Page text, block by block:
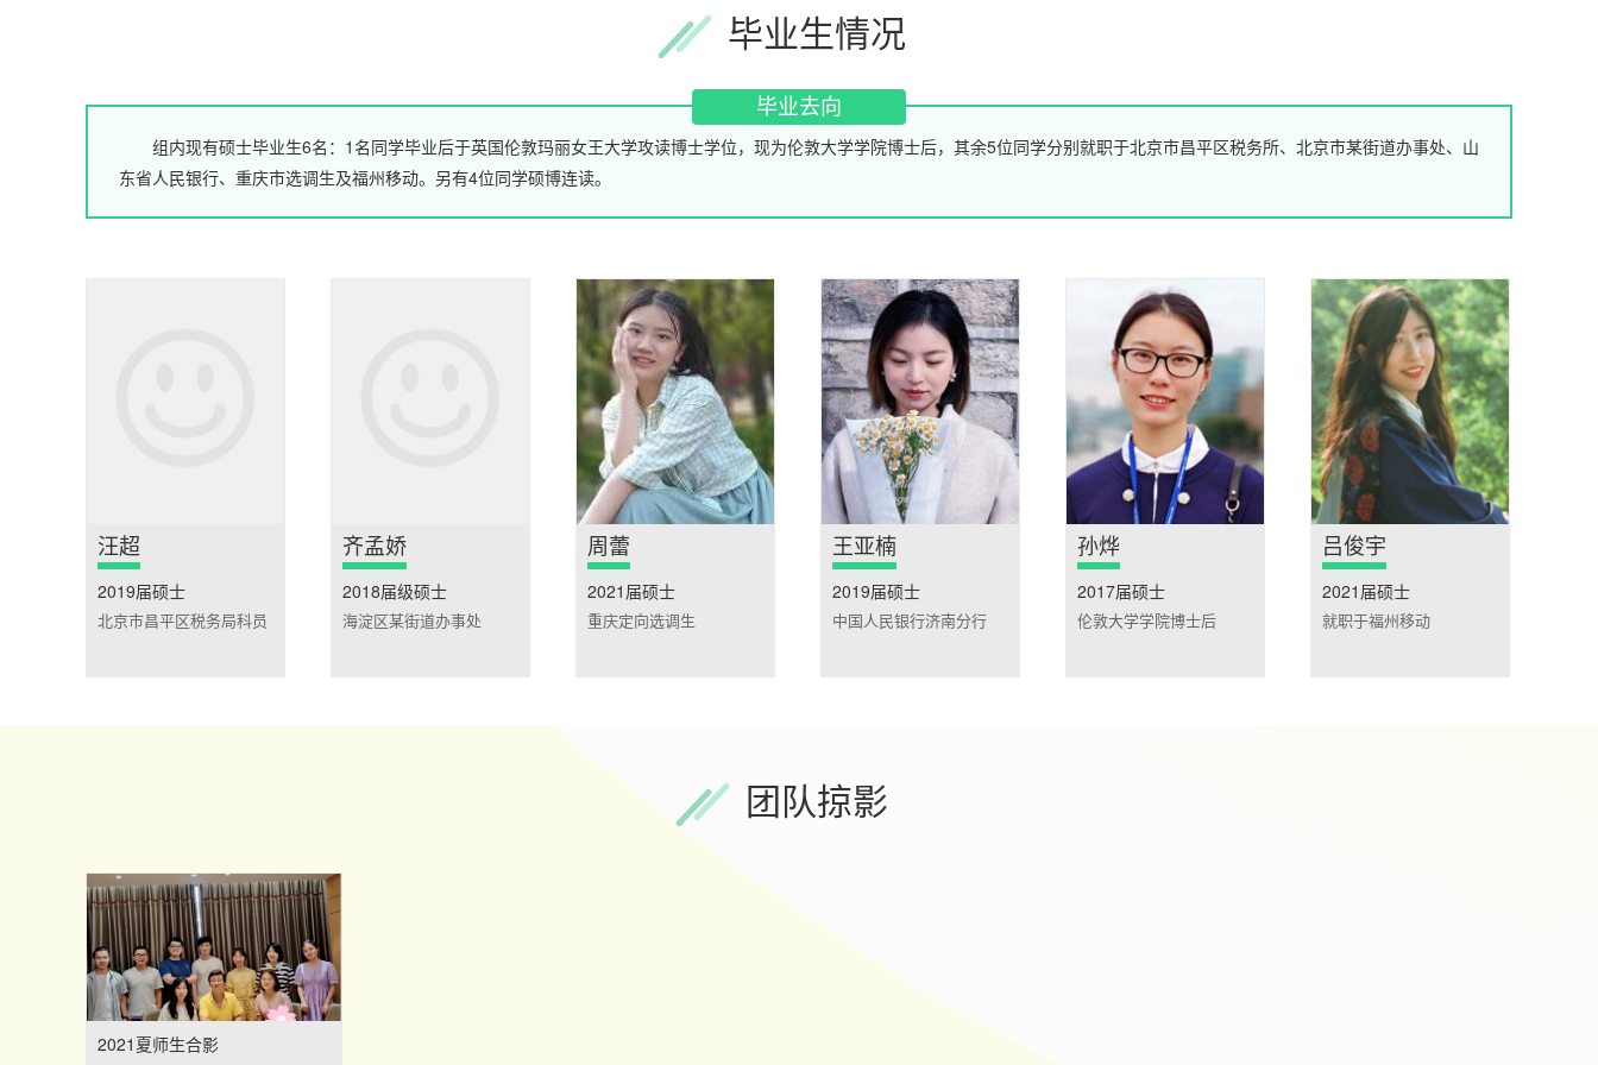
毕业生情况
毕业去向
组内现有硕士毕业生6名：1名同学毕业后于英国伦敦玛丽女王大学攻读博士学位，现为伦敦大学学院博士后，其余5位同学分别就职于北京市昌平区税务所、北京市某街道办事处、山
东省人民银行、重庆市选调生及福州移动。另有4位同学硕博连读。
汪超
2019届硕士
北京市昌平区税务局科员
齐孟娇
2018届级硕士
海淀区某街道办事处
周蕾
2021届硕士
重庆定向选调生
王亚楠
2019届硕士
中国人民银行济南分行
孙烨
2017届硕士
伦敦大学学院博士后
吕俊宇
2021届硕士
就职于福州移动
团队掠影
2021夏师生合影